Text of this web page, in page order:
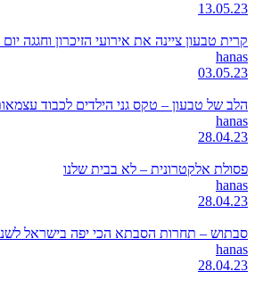
13.05.23
קרית טבעון ציינה את אירועי הזיכרון וחגגה יום הולדת 75
hanas
03.05.23
הלב של טבעון – טקס גני הילדים לכבוד עצמאות 75 זכה להצלחה רבה גם
hanas
28.04.23
פסולת אלקטרונית – לא בבית שלנו
hanas
28.04.23
סבתוש – תחרות הסבתא הכי יפה בישראל לשנת
hanas
28.04.23